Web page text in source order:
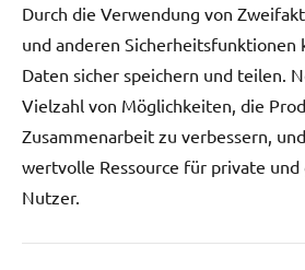
Durch die Verwendung von
und anderen Sicherheitsfunktionen
Daten sicher speichern und teilen.
Vielzahl von Möglichkeiten, die
Zusammenarbeit zu verbessern,
wertvolle Ressource für private und
Nutzer.